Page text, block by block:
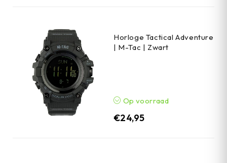
Horloge Tactical Adventure
| M-Tac | Zwart
Op voorraad
€24,95